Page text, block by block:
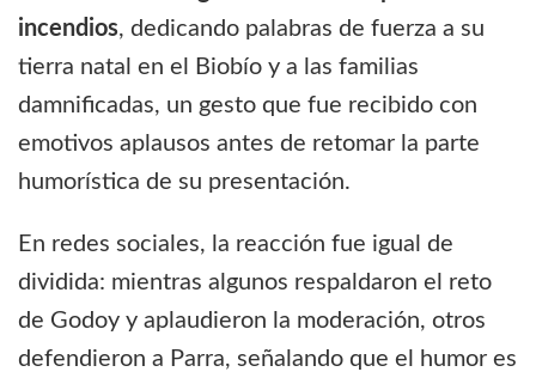
incendios, dedicando palabras de fuerza a su
tierra natal en el Biobío y a las familias
damnificadas, un gesto que fue recibido con
emotivos aplausos antes de retomar la parte
humorística de su presentación.
En redes sociales, la reacción fue igual de
dividida: mientras algunos respaldaron el reto
de Godoy y aplaudieron la moderación, otros
defendieron a Parra, señalando que el humor es